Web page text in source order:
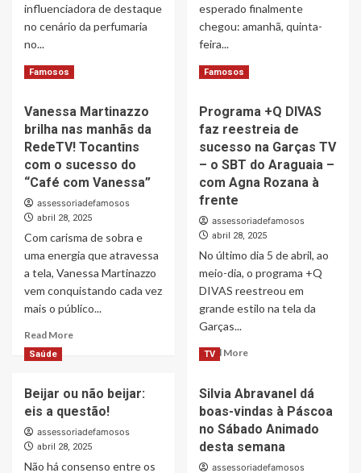
influenciadora de destaque
no cenário da perfumaria
no...
Read More Read
more
A
Influenciadora
e
Especialista
Perfumes
Bruna
Santos
Conta
a
na
Perfumaria
esperado finalmente
chegou: amanhã, quinta-
feira...
Read More Read
more
Contagem
regressiva
encerrando:
é
amanhã
o
para
o
Cruzeiro
Board
Festival,
o
do
Famosos
Vanessa Martinazzo
brilha nas manhãs da
RedeTV! Tocantins
com o sucesso do
“Café com Vanessa”
assessoriadefamosos
abril 28, 2025
Com carisma de sobra e
uma energia que atravessa
a tela, Vanessa Martinazzo
vem conquistando cada vez
mais o público...
Read MoreRead
Martinazzo
brilha
manhãs
RedeTV!
Famosos
Programa +Q DIVAS
faz reestreia de
sucesso na Garças TV
– o SBT do Araguaia –
com Agna Rozana à
frente
assessoriadefamosos
abril 28, 2025
No último dia 5 de abril, ao
meio-dia, o programa +Q
DIVAS reestreou em
grande estilo na tela da
Garças...
Read MoreRead
Programa
+Q
DIVAS
faz
Saúde
Beijar ou não beijar:
eis a questão!
assessoriadefamosos
abril 28, 2025
Não há consenso entre os
TV
Silvia Abravanel dá
boas-vindas à Páscoa
no Sábado Animado
desta semana
assessoriadefamosos